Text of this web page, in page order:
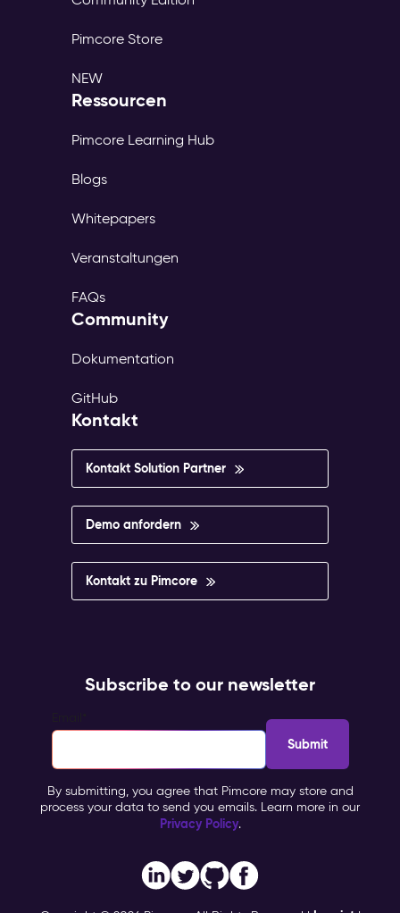
Pimcore Store
NEW
Ressourcen
Pimcore Learning Hub
Blogs
Whitepapers
Veranstaltungen
FAQs
Community
Dokumentation
GitHub
Kontakt
Kontakt Solution Partner
Demo anfordern
Kontakt zu Pimcore
Subscribe to our newsletter
By submitting, you agree that Pimcore may store and
process your data to send you emails. Learn more in our
Privacy Policy.